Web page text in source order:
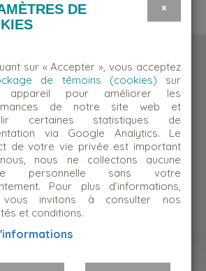
quelqu’un
×
DE
sur « Accepter », vous acceptez
de témoins (cookies) sur
appareil pour améliorer les
de notre site web et
certaines statistiques de
via Google Analytics. Le
de votre vie privée est important
nous ne collectons aucune
personnelle sans votre
Pour plus d’informations,
vous invitons à consulter nos
et conditions.